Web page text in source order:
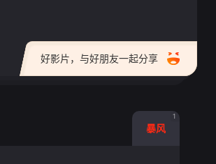
好影片，与好朋友一起分享
暴风
1